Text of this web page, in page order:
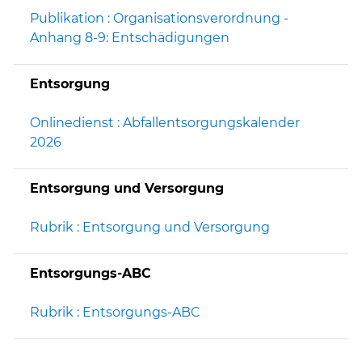
Publikation : Organisationsverordnung -
Anhang 8-9: Entschädigungen
Entsorgung
Onlinedienst : Abfallentsorgungskalender
2026
Entsorgung und Versorgung
Rubrik : Entsorgung und Versorgung
Entsorgungs-ABC
Rubrik : Entsorgungs-ABC